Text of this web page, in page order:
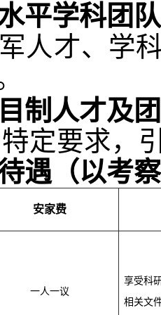
平学科团队
人才、学
制人才及
定要求，
遇（以考
安家费
一人一议
享受科
相关文